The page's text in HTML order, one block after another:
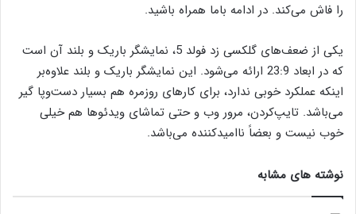
را فاش می‌کند. در ادامه باما همراه باشید.
یکی از ضعف‌های گلکسی زد فولد 5، نمایشگر باریک و بلند آن است
که در ابعاد 23:9 ارائه می‌شود. این نمایشگر باریک و بلند علاوه‌بر
اینکه عملکرد خوبی ندارد، برای کارهای روزمره هم بسیار دست‌وپا گیر
می‌باشد. تایپ‌کردن، مرور وب و حتی تماشای ویدئوها هم خیلی
خوب نیست و بعضاً ناامیدکننده می‌باشد.
نوشته های مشابه